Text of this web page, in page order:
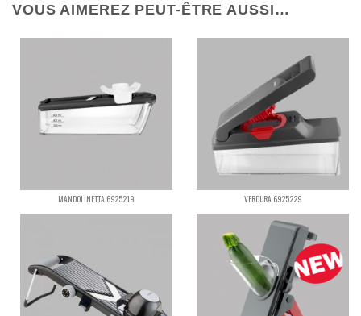
VOUS AIMEREZ PEUT-ÊTRE AUSSI…
MANDOLINETTA 6925219 VERDURA 6925229